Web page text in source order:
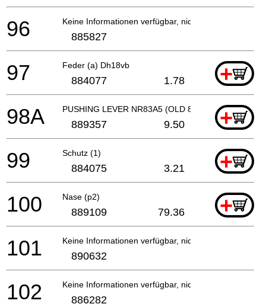
Keine Informationen verfügbar, nicht bestellbar
96 885827
Feder (a) Dh18vb +
97 884077 1.78
PUSHING LEVER NR83A5 (OLD 889125)+
98A 889357 9.50
Schutz (1) +
99 884075 3.21
Nase (p2) +
100 889109 79.36
Keine Informationen verfügbar, nicht bestellbar
101 890632
Keine Informationen verfügbar, nicht bestellbar
102 886282